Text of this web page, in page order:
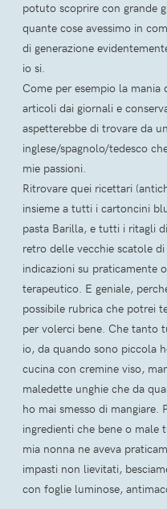
potuto scoprire con grande
quante cose avessimo in
di generazione
io si.
Come per esempio la
articoli dai giornali e
aspetterebbe di trovare da
inglese/spagnolo/tedesco
mie passioni.
Ritrovare quei ricettari
insieme a tutti i cartoncini
pasta Barilla, e tutti i ritagli
retro delle vecchie scatole
indicazioni su praticamente
terapeutico. E geniale,
possibile rubrica che potrei
per volerci bene. Che tanto
io, da quando sono piccola
cucina con cremine viso,
maledette unghie che da
ho mai smesso di mangiare.
ingredienti che bene o male
mia nonna ne aveva
impasti non lievitati,
con foglie luminose,